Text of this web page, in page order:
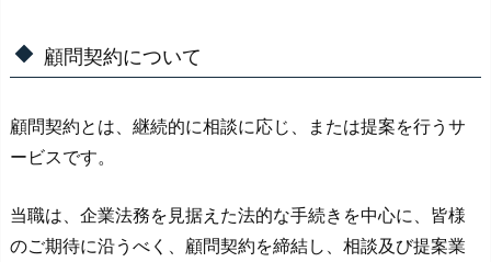
顧問契約について
顧問契約とは、継続的に相談に応じ、または提案を行うサ
ービスです。
当職は、企業法務を見据えた法的な手続きを中心に、皆様
のご期待に沿うべく、顧問契約を締結し、相談及び提案業